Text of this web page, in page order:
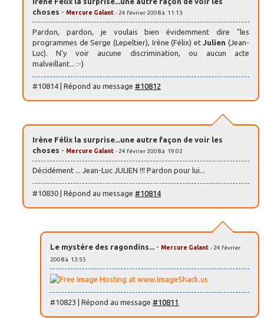
choses - Mercure Galant - 24 février 2008 à 11:13
Pardon, pardon, je voulais bien évidemment dire "les
programmes de Serge (Lepeltier), Irène (Félix) et Julien (Jean-
Luc). N’y voir aucune discrimination, ou aucun acte
malveillant... :-)
#10814 | Répond au message #10812
Irène Félix la surprise...une autre façon de voir les
choses - Mercure Galant - 24 février 2008 à 19:02
Décidément ... Jean-Luc JULIEN !!! Pardon pour lui...
#10830 | Répond au message #10814
Le mystère des ragondins... - Mercure Galant - 24 février
2008 à 13:55
#10823 | Répond au message #10811